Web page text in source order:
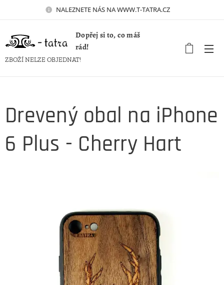
NALEZNETE NÁS NA WWW.T-TATRA.CZ 🚀
Dopřej si to, co máš
rád!
ZBOŽÍ NELZE OBJEDNAT!
Drevený obal na iPhone
6 Plus - Cherry Hart